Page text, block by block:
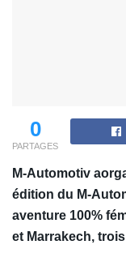
0
PARTAGES
M-Automotiv
édition du M-
aventure 100%
et Marrakech,